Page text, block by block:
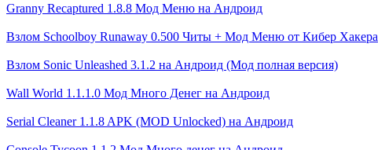
Granny Recaptured 1.8.8 Мод Меню на Андроид
Взлом Schoolboy Runaway 0.500 Читы + Мод Меню от Кибер Хакера
Взлом Sonic Unleashed 3.1.2 на Андроид (Мод полная версия)
Wall World 1.1.1.0 Мод Много Денег на Андроид
Serial Cleaner 1.1.8 APK (MOD Unlocked) на Андроид